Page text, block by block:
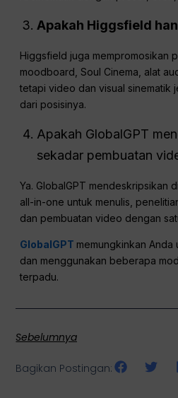
Apakah Higgsfield
Higgsfield juga mempromosikan
moodboard, Soul Cinema, alat
tetapi video dan visual sinematik
dari posisinya.
Apakah GlobalGPT
sekadar pembuatan
Ya. GlobalGPT mendeskripsikan
all-in-one untuk menulis,
dan pembuatan video dengan
GlobalGPT memungkinkan Anda
dan menggunakan beberapa
terpadu.
Sebelumnya
Bagikan Postingan: